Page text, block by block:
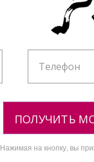
ПОЛУЧИТЬ
Нажимая на кнопку, вы